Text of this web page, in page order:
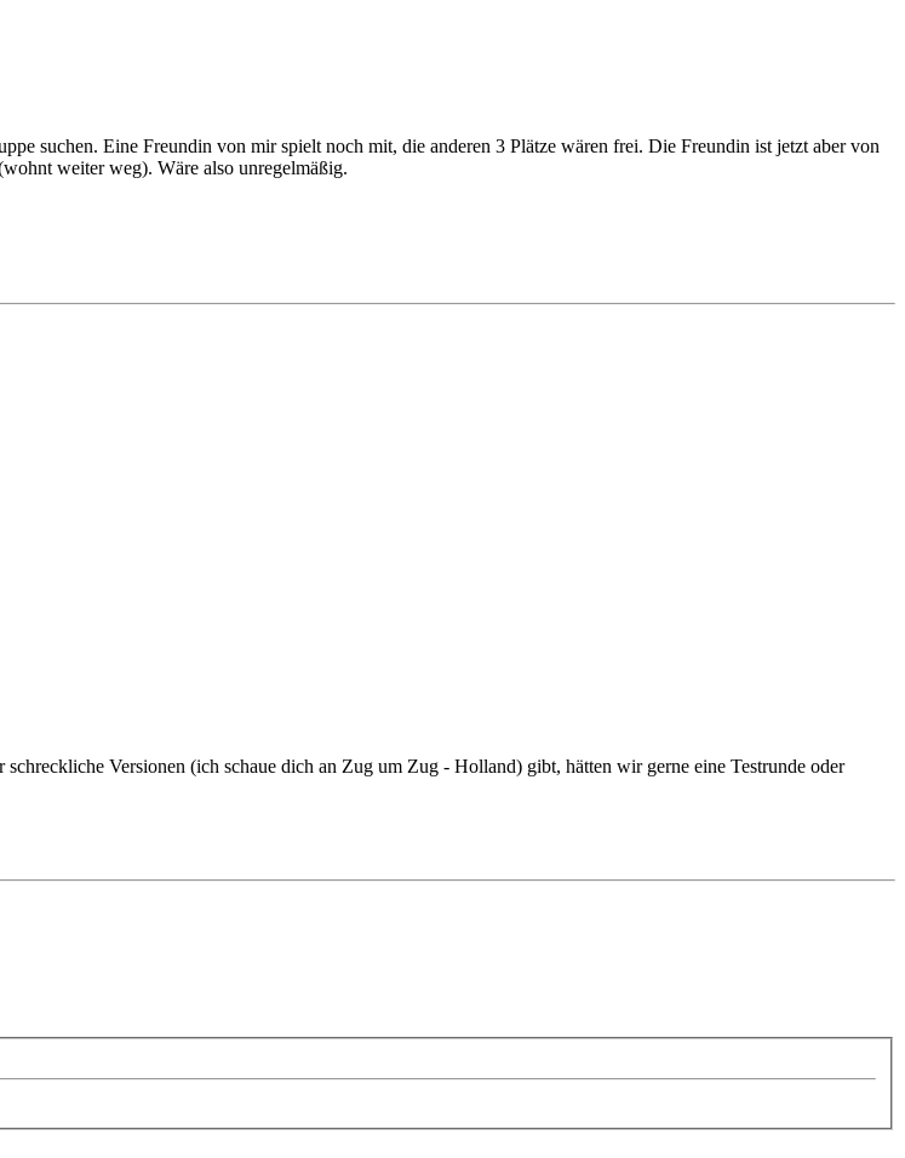
suchen. Eine Freundin von mir spielt noch mit, die anderen 3 Plätze wären frei. Die Freundin ist jetzt aber von
weiter weg). Wäre also unregelmäßig.
Versionen (ich schaue dich an Zug um Zug - Holland) gibt, hätten wir gerne eine Testrunde oder